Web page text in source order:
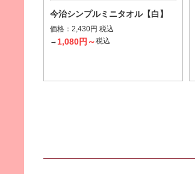
今治シンプルミニタオル【白】
価格： 2,430円 税込
→ 1,080円～税込